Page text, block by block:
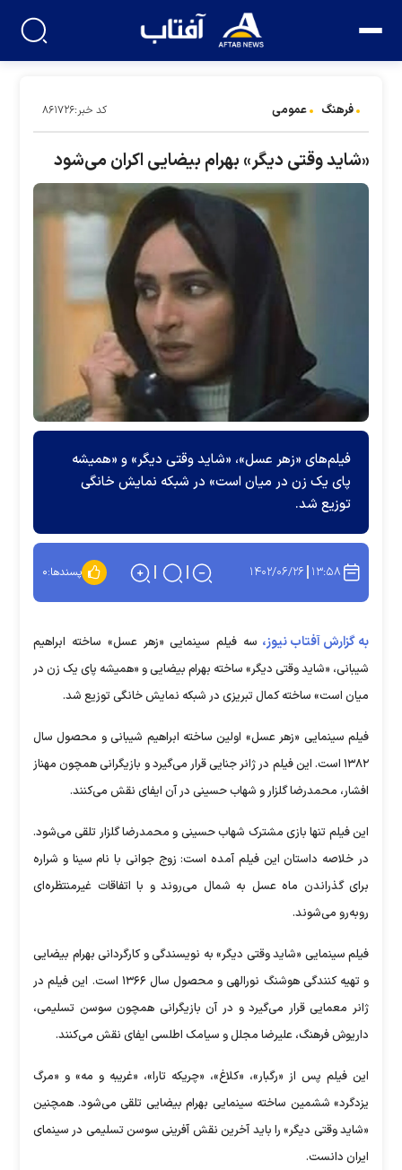
فرهنگ عمومی کد خبر:۸۶۱۷۲۶
«شاید وقتی دیگر» بهرام بیضایی اکران می‌شود
فیلم‌های «زهر عسل»، «شاید وقتی دیگر» و «همیشه
پای یک زن در میان است» در شبکه نمایش خانگی
توزیع شد.
۱۳:۵۸ ۱۴۰۲/۰۶/۲۶ پسندها:۰
به گزارش آفتاب نیوز، سه فیلم سینمایی «زهر عسل» ساخته ابراهیم
شیبانی، «شاید وقتی دیگر» ساخته بهرام بیضایی و «همیشه پای یک زن در
میان است» ساخته کمال تبریزی در شبکه نمایش خانگی توزیع شد.
فیلم سینمایی «زهر عسل» اولین ساخته ابراهیم شیبانی و محصول سال
۱۳۸۲ است. این فیلم در ژانر جنایی قرار می‌گیرد و بازیگرانی همچون مهناز
افشار، محمدرضا گلزار و شهاب حسینی در آن ایفای نقش می‌کنند.
این فیلم تنها بازی مشترک شهاب حسینی و محمدرضا گلزار تلقی می‌شود.
در خلاصه داستان این فیلم آمده است: زوج جوانی با نام سینا و شراره
برای گذراندن ماه عسل به شمال می‌روند و با اتفاقات غیرمنتظره‌ای
روبه‌رو می‌شوند.
فیلم سینمایی «شاید وقتی دیگر» به نویسندگی و کارگردانی بهرام بیضایی
و تهیه کنندگی هوشنگ نورالهی و محصول سال ۱۳۶۶ است. این فیلم در
ژانر معمایی قرار می‌گیرد و در آن بازیگرانی همچون سوسن تسلیمی،
داریوش فرهنگ، علیرضا مجلل و سیامک اطلسی ایفای نقش می‌کنند.
این فیلم پس از «رگبار»، «کلاغ»، «چریکه تارا»، «غریبه و مه» و «مرگ
یزدگرد» ششمین ساخته سینمایی بهرام بیضایی تلقی می‌شود. همچنین
«شاید وقتی دیگر» را باید آخرین نقش آفرینی سوسن تسلیمی در سینمای
ایران دانست.